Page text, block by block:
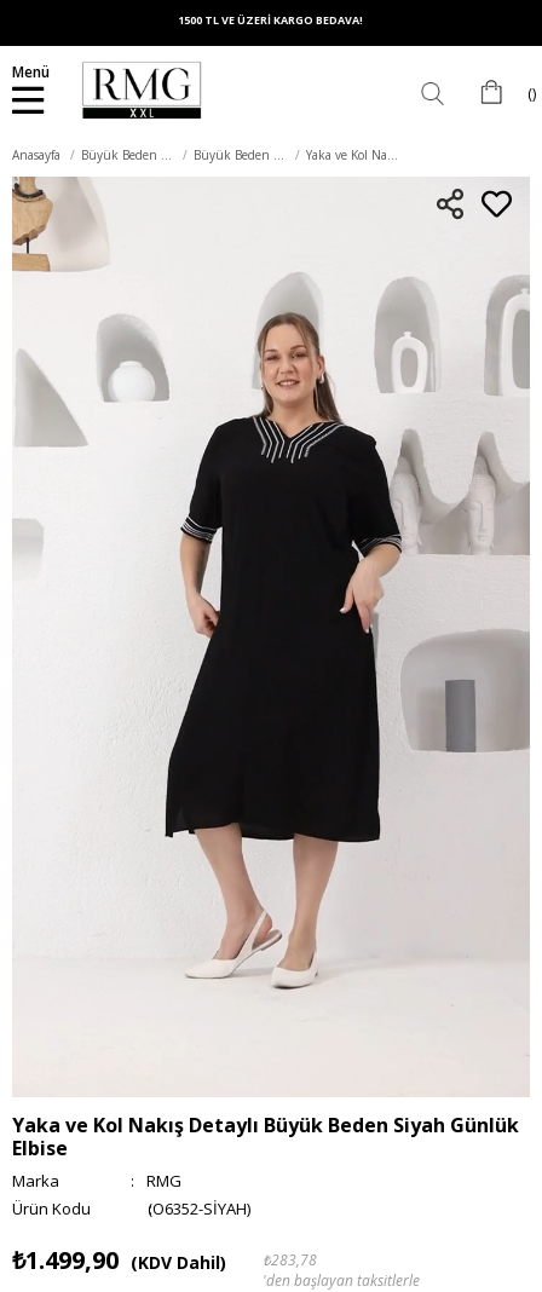
1500 TL VE ÜZERİ KARGO BEDAVA!
Menü
Anasayfa Büyük Beden Elbise Büyük Beden Günlük Elbise Yaka ve Kol Nakış Detaylı Büyük Beden Siyah Günlük Elbise
Yaka ve Kol Nakış Detaylı Büyük Beden Siyah Günlük
Elbise
Marka :
RMG
(O6352-SİYAH)
₺1.499,90 (KDV Dahil)
₺283,78
'den başlayan taksitlerle